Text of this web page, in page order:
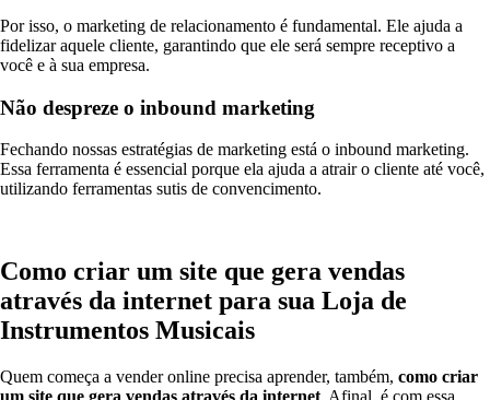
Por isso, o marketing de relacionamento é fundamental. Ele ajuda a
fidelizar aquele cliente, garantindo que ele será sempre receptivo a
você e à sua empresa.
Não despreze o inbound marketing
Fechando nossas estratégias de marketing está o inbound marketing.
Essa ferramenta é essencial porque ela ajuda a atrair o cliente até você,
utilizando ferramentas sutis de convencimento.
Como criar um site que gera vendas
através da internet para sua Loja de
Instrumentos Musicais
Quem começa a vender online precisa aprender, também, como criar